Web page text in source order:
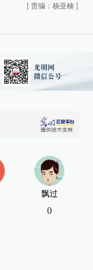
[ 责编：杨亚楠 ]
飘过
0